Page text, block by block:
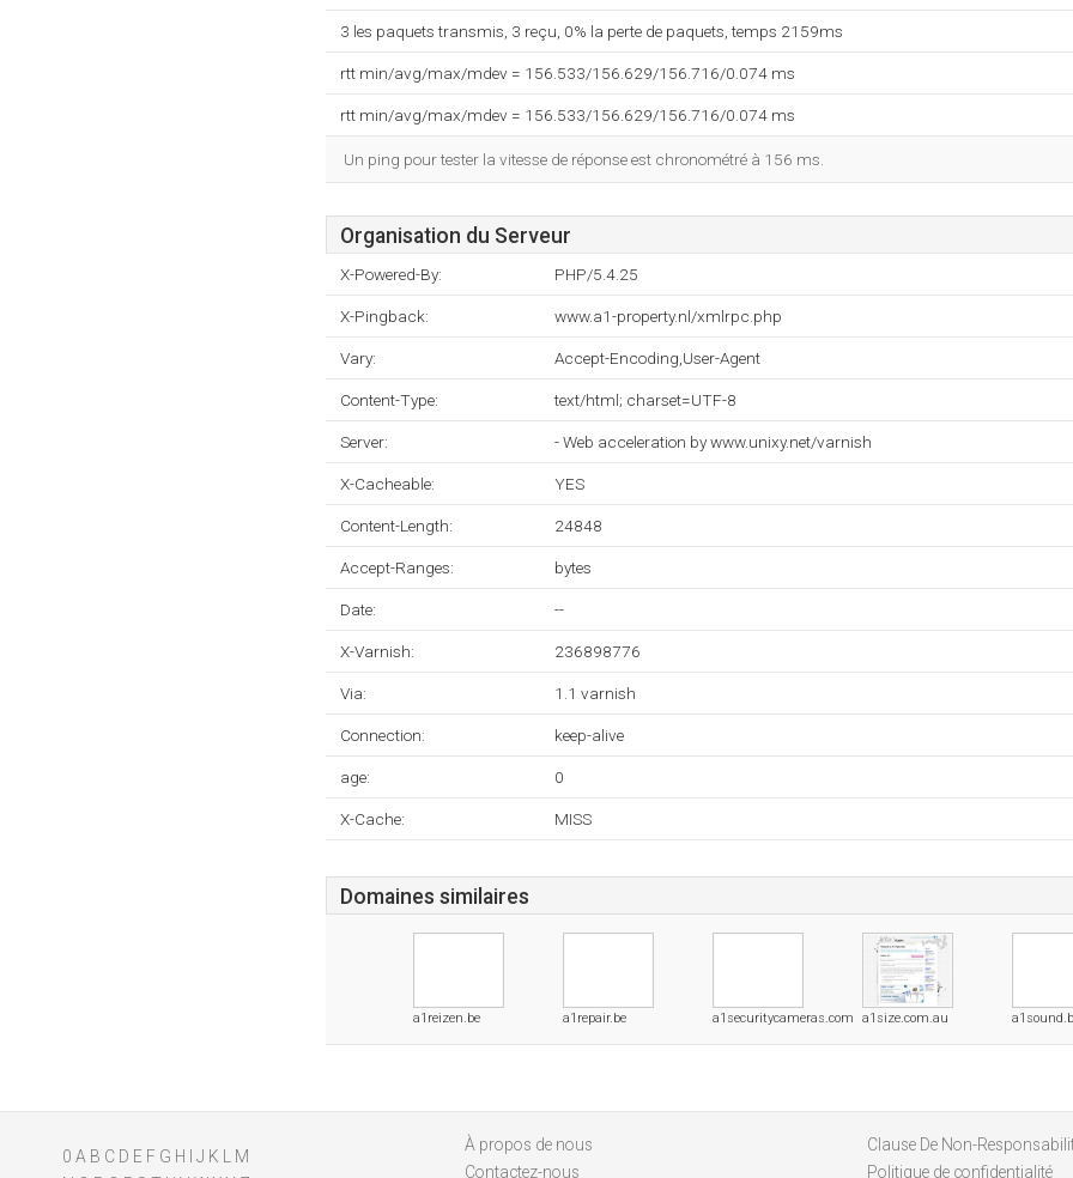
3 les paquets transmis, 3 reçu, 0% la perte de paquets, temps 2159ms
rtt min/avg/max/mdev = 156.533/156.629/156.716/0.074 ms
rtt min/avg/max/mdev = 156.533/156.629/156.716/0.074 ms
Un ping pour tester la vitesse de réponse est chronométré à 156 ms.
Organisation du Serveur
X-Powered-By: PHP/5.4.25
X-Pingback: www.a1-property.nl/xmlrpc.php
Vary: Accept-Encoding,User-Agent
Content-Type: text/html; charset=UTF-8
Server: - Web acceleration by www.unixy.net/varnish
X-Cacheable: YES
Content-Length: 24848
Accept-Ranges: bytes
Date: --
X-Varnish: 236898776
Via: 1.1 varnish
Connection: keep-alive
age: 0
X-Cache: MISS
Domaines similaires
a1reizen.be a1repair.be a1securitycameras.com a1size.com.au
0 A B C D E F G H J K
M
À propos de nous
Contactez-nous
Clause De Non-
Politique de confidentialité